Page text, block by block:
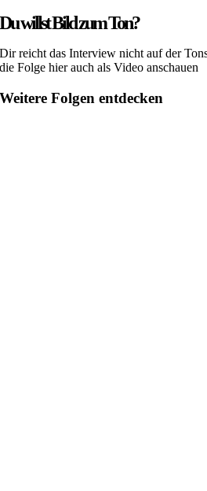
Du willst Bild zum Ton?
Dir reicht das Interview nicht auf der
die Folge hier auch als Video anschauen
Weitere Folgen entdecken